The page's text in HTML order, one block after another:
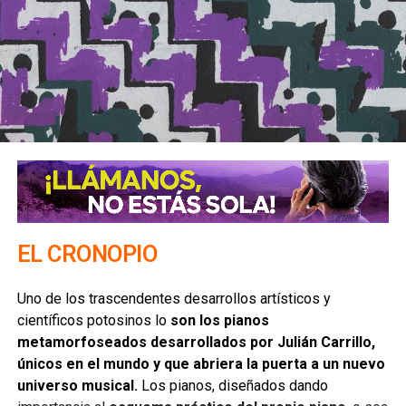
SIGUIENTE
La derecha potosina | Columna de Óscar Esquivel
NO TE PIERDAS
2019, sé mejor | Columna de Dalia García
EL CRONOPIO
Uno de los trascendentes desarrollos artísticos y
científicos potosinos lo son los pianos
metamorfoseados desarrollados por Julián Carrillo,
únicos en el mundo y que abriera la puerta a un nuevo
universo musical.Los pianos, diseñados dando